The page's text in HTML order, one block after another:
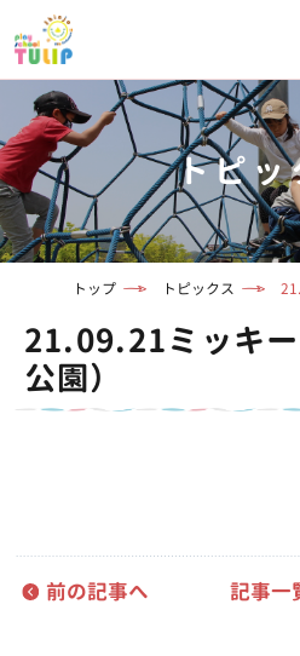
トピッ
トップ トピックス
21.09.21ミッキ
公園）
前の記事へ 記事一